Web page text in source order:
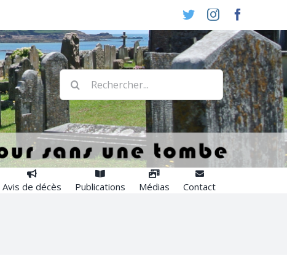
TwitterInstagram
Rechercher:
Avis de décès Publications Médias Contact